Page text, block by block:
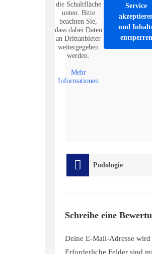
die Schaltfläche
unten. Bitte
beachten Sie,
dass dabei Daten
an Drittanbieter
weitergegeben
werden.
Mehr
Informationen
Service
und
entsperren
Podologie
Schreibe eine
Deine E-Mail-Adresse
Erforderliche Felder sind